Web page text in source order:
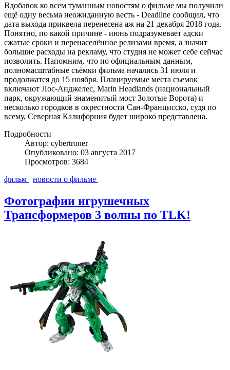
Вдобавок ко всем туманным новостям о фильме мы получили
ещё одну весьма неожиданную весть - Deadline сообщил, что
дата выхода приквела перенесена аж на 21 декабря 2018 года.
Понятно, по какой причине - июнь подразумевает адски
сжатые сроки и перенаселённое релизами время, а значит
большие расходы на рекламу, что студия не может себе сейчас
позволить. Напомним, что по официальным данным,
полномасштабные съёмки фильма начались 31 июля и
продолжатся до 15 ноября. Планируемые места съемок
включают Лос-Анджелес, Marin Headlands (национальный
парк, окружающий знаменитый мост Золотые Ворота) и
несколько городков в окрестности Сан-Францисско, cудя по
всему, Северная Калифорния будет широко представлена.
Подробности
Автор: cybertroner
Опубликовано: 03 августа 2017
Просмотров: 3684
фильм
новости о фильме
Фотографии игрушечных
Трансформеров 3 волны по TLK!